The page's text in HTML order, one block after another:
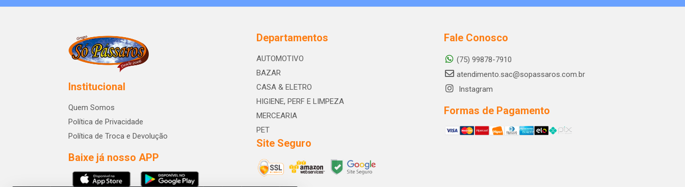
Institucional
Quem Somos
Política de Privacidade
Política de Troca e Devolução
Baixe já nosso APP
Departamentos
AUTOMOTIVO
BAZAR
CASA & ELETRO
HIGIENE, PERF E LIMPEZA
MERCEARIA
PET
Site Seguro
Fale Conosco
(75) 99878-7910
atendimento.sac@sopassaros.com.br
Instagram
Formas de Pagamento